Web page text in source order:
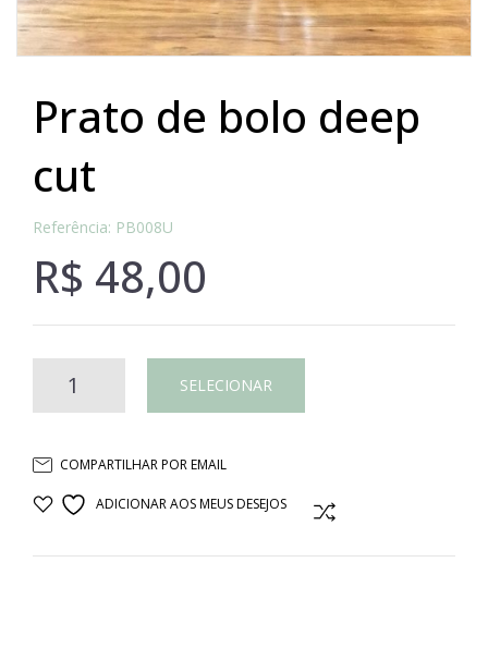
prato de bolo deep
cut
Referência: PB008U
R$ 48,00
Prato
bolo
SELECIONAR
COMPARTILHAR POR EMAIL
ADICIONAR AOS MEUS DESEJOS